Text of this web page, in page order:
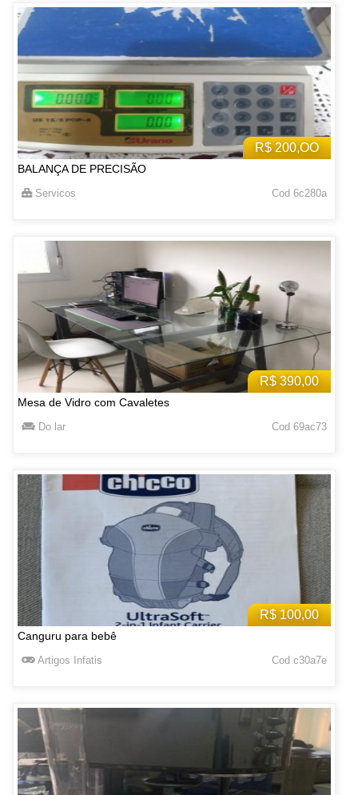
R$ 200,OO
BALANÇA DE PRECISÃO
Servicos Cod 6c280a
R$ 390,00
Mesa de Vidro com Cavaletes
Do lar Cod 69ac73
R$ 100,00
Canguru para bebê
Artigos Infatis Cod c30a7e